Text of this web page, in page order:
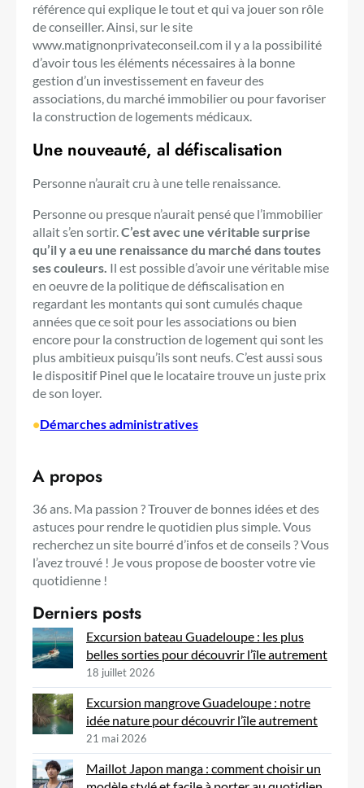
référence qui explique le tout et qui va jouer son rôle
de conseiller. Ainsi, sur le site
www.matignonprivateconseil.com il y a la possibilité
d’avoir tous les éléments nécessaires à la bonne
gestion d’un investissement en faveur des
associations, du marché immobilier ou pour favoriser
la construction de logements médicaux.
Une nouveauté, al défiscalisation
Personne n’aurait cru à une telle renaissance.
Personne ou presque n’aurait pensé que l’immobilier
allait s’en sortir.C’est avec une véritable surprise
qu’il y a eu une renaissance du marché dans toutes
ses couleurs. Il est possible d’avoir une véritable mise
en oeuvre de la politique de défiscalisation en
regardant les montants qui sont cumulés chaque
années que ce soit pour les associations ou bien
encore pour la construction de logement qui sont les
plus ambitieux puisqu’ils sont neufs. C’est aussi sous
le dispositif Pinel que le locataire trouve un juste prix
de son loyer.
•Démarches administratives
A propos
36 ans. Ma passion ? Trouver de bonnes idées et des
astuces pour rendre le quotidien plus simple. Vous
recherchez un site bourré d’infos et de conseils ? Vous
l’avez trouvé ! Je vous propose de booster votre vie
quotidienne !
Derniers posts
Excursion bateau Guadeloupe : les plus
belles sorties pour découvrir l’île autrement
18 juillet 2026
Excursion mangrove Guadeloupe : notre
idée nature pour découvrir l’île autrement
21 mai 2026
Maillot Japon manga : comment choisir un